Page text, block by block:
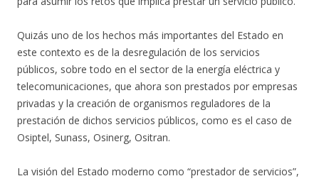
Quizás uno de los hechos más importantes del Estado en
este contexto es de la desregulación de los servicios
públicos, sobre todo en el sector de la energía eléctrica y
telecomunicaciones, que ahora son prestados por empresas
privadas y la creación de organismos reguladores de la
prestación de dichos servicios públicos, como es el caso de
Osiptel, Sunass, Osinerg, Ositran.
La visión del Estado moderno como “prestador de servicios”,